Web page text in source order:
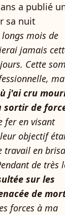
a publié
sa nuit
longs mois de
jamais
Cette
j'ai cru
sortir de
fer en visant
objectif
travail en
de très
sur les
de
forces à ma